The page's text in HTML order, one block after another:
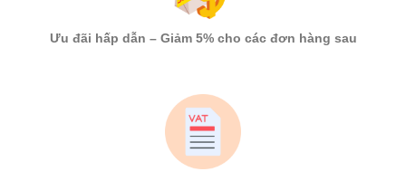
Ưu đãi hấp dẫn – Giảm 5% cho các đơn hàng sau